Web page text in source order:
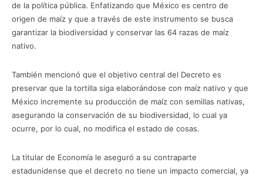
de la política pública. Enfatizando que México es centro de
origen de maíz y que a través de este instrumento se busca
garantizar la biodiversidad y conservar las 64 razas de maíz
nativo.
También mencionó que el objetivo central del Decreto es
preservar que la tortilla siga elaborándose con maíz nativo y que
México incremente su producción de maíz con semillas nativas,
asegurando la conservación de su biodiversidad, lo cual ya
ocurre, por lo cual, no modifica el estado de cosas.
La titular de Economía le aseguró a su contraparte
estadunidense que el decreto no tiene un impacto comercial, ya